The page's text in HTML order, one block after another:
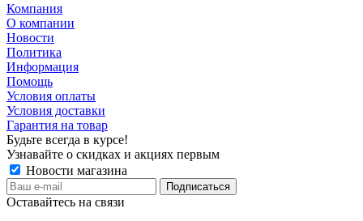
Компания
О компании
Новости
Политика
Информация
Помощь
Условия оплаты
Условия доставки
Гарантия на товар
Будьте всегда в курсе!
Узнавайте о скидках и акциях первым
Новости магазина
Оставайтесь на связи